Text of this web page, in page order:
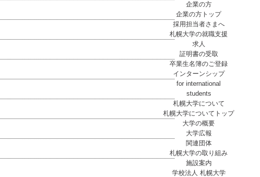
企業の方
企業の方トップ
採用担当者さまへ
札幌大学の就職支援
求人
証明書の受取
卒業生名簿のご登録
インターンシップ
for international
students
札幌大学について
札幌大学についてトップ
大学の概要
大学広報
関連団体
札幌大学の取り組み
施設案内
学校法人 札幌大学